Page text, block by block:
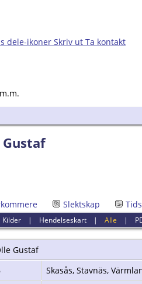
dele-ikoner Skriv ut Ta kontakt
Gustaf
Slektskap
Kilder | Hendelseskart |Alle |
Gustaf
Skasås, Stavnäs,